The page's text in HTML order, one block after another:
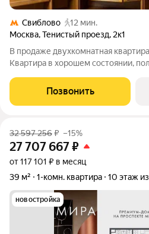
Свиблово
12 мин.
Москва,Тенистый проезд, 2к1
В продаже двухкомнатная
Квартира в хорошем состоянии,
расположена на 17 этаже / 25
П 44 ТМ 25. Общая
Позвонить
32 597 256₽ –15%
27 707 667₽
от 117 101 ₽ в месяц
39 м²
1-комн. квартира 10 этаж
новостройка